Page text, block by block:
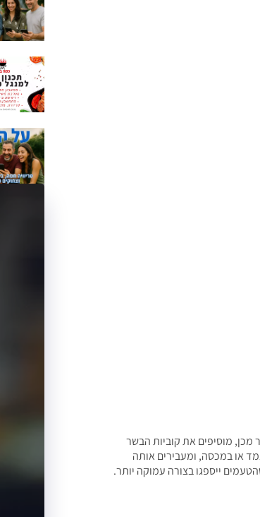
מוסיפים את קוביות הבשר
או במכסה, ומעבירים אותה
ייספגו בצורה עמוקה יותר.